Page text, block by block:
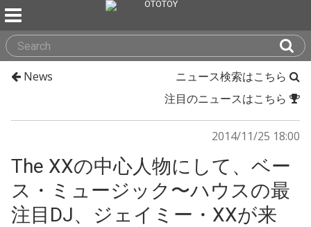
News
ニュース検索はこちら
注目のニュースはこちら
2014/11/25 18:00
The XXの中心人物にして、ベー
ス・ミュージック〜ハウスの最
注目DJ、ジェイミー・XXが来